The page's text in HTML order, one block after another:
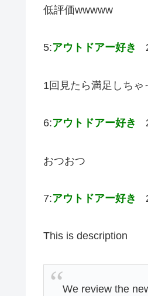
低評価wwwww
5:アウトドアー好き
1回見たら満足しちゃ
6:アウトドアー好き
おつおつ
7:アウトドアー好き
This is description
We review the